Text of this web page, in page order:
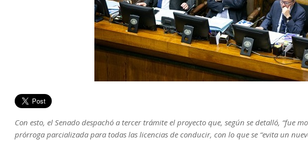
Con esto, el Senado despachó a tercer trámite el proyecto que, según se detalló, “fue
prórroga parcializada para todas las licencias de conducir, con lo que se “evita un